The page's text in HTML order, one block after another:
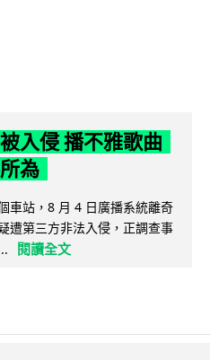
入侵 播不雅歌曲
為
車站，8 月 4 日廣播系統離奇
遭第三方非法入侵，正調查事
閱讀全文